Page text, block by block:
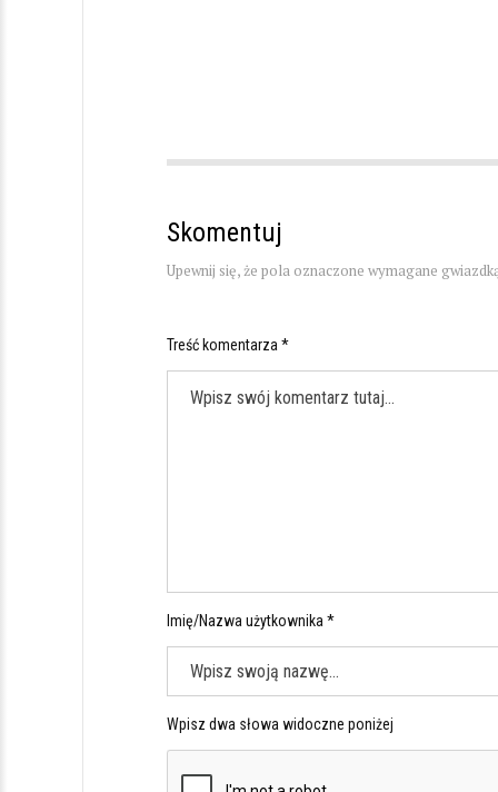
Skomentuj
Upewnij się, że pola oznaczone wymagane
Treść komentarza *
Imię/Nazwa użytkownika *
Wpisz dwa słowa widoczne poniżej